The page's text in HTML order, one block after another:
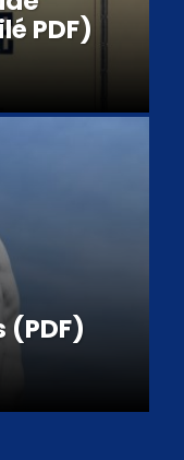
PDF)
(PDF)